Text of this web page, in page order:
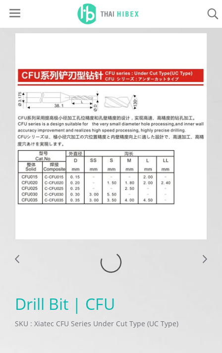
Drill Bit | CFU
SKU : Xiatec CFU Series Under Cut Type (UC Type)